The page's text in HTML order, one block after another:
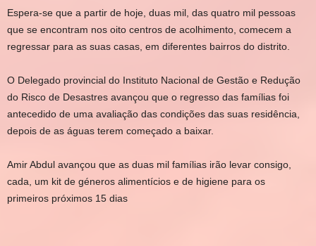
Espera-se que a partir de hoje, duas mil, das quatro mil pessoas
que se encontram nos oito centros de acolhimento, comecem a
regressar para as suas casas, em diferentes bairros do distrito.
O Delegado provincial do Instituto Nacional de Gestão e Redução
do Risco de Desastres avançou que o regresso das famílias foi
antecedido de uma avaliação das condições das suas residência,
depois de as águas terem começado a baixar.
Amir Abdul avançou que as duas mil famílias irão levar consigo,
cada, um kit de géneros alimentícios e de higiene para os
primeiros próximos 15 dias